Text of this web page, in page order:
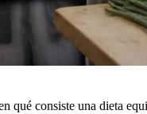
qué consiste una dieta